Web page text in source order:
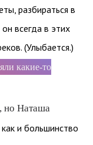
разбираться в
всегда в этих
(Улыбается.)
какие-то
но Наташа
и большинство